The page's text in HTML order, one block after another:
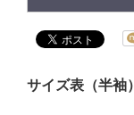
サイズ表（半袖）